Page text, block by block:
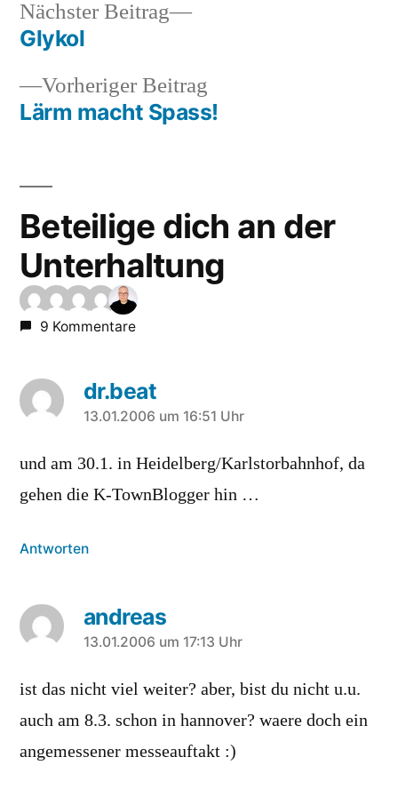
Beitragsnavigation
Vorheriger Beitrag
Beitrag:
Lärm macht Spass!
Nächster Beitrag
Nächster
Glykol
Beteilige dich an der
Unterhaltung
9 Kommentare
dr.beat
sagt:
13.01.2006 um 16:51 Uhr
und am 30.1. in Heidelberg/Karlstorbahnhof, da
gehen die K-TownBlogger hin …
Antworten
andreas
sagt:
13.01.2006 um 17:13 Uhr
ist das nicht viel weiter? aber, bist du nicht u.u.
auch am 8.3. schon in hannover? waere doch ein
angemessener messeauftakt :)